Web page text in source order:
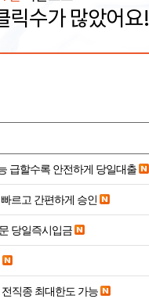
릭수가 많았어요!
급할수록 안전하게 당일대출
르고 간편하게 승인
당일즉시입금
직종 최대한도 가능